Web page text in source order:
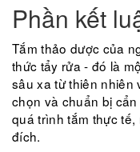
Phần kết
Tắm thảo dược của
thức tẩy rửa - đó là
sâu xa từ thiên nhiên
chọn và chuẩn bị
quá trình tắm thực
đích.